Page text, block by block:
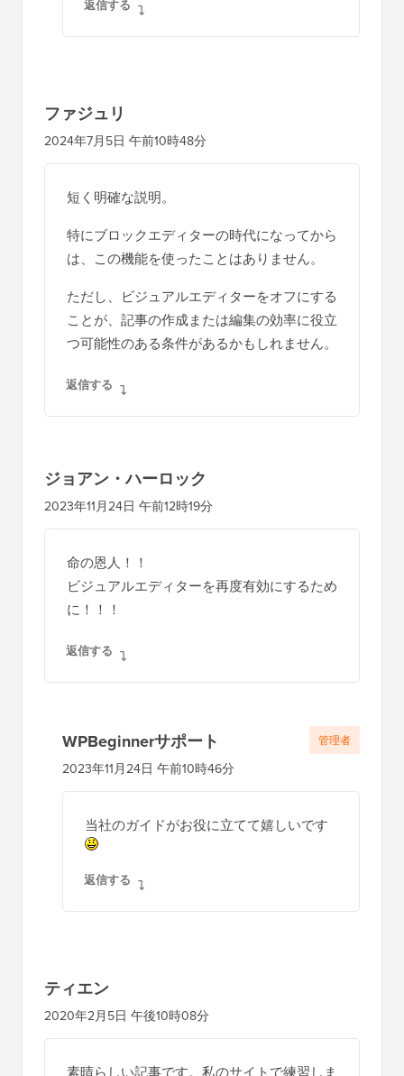
返信する
ファジュリ
2024年7月5日 午前10時48分
短く明確な説明。
特にブロックエディターの時代になってから
は、この機能を使ったことはありません。
ただし、ビジュアルエディターをオフにする
ことが、記事の作成または編集の効率に役立
つ可能性のある条件があるかもしれません。
返信する
ジョアン・ハーロック
2023年11月24日 午前12時19分
命の恩人！！
ビジュアルエディターを再度有効にするため
に！！！
返信する
WPBeginnerサポート
2023年11月24日 午前10時46分
当社のガイドがお役に立てて嬉しいです
返信する
管理者
ティエン
2020年2月5日 午後10時08分
素晴らしい記事です。私のサイトで練習しま